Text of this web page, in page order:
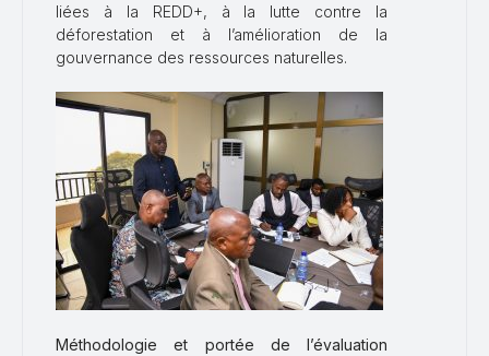
liées à la REDD+, à la lutte contre la
déforestation et à l’amélioration de la
gouvernance des ressources naturelles.
Méthodologie et portée de l’évaluation